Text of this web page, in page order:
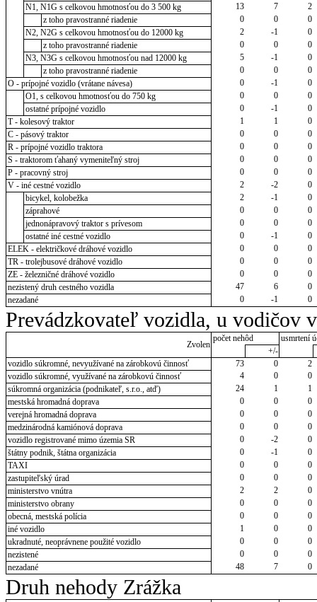
N1, N1G s celkovou hmotnosťou do 3 500 kg
13 7
2
z toho pravostranné riadenie
0 0
0
N2, N2G s celkovou hmotnosťou do 12000 kg
2 -1
0
z toho pravostranné riadenie
0 0
0
N3, N3G s celkovou hmotnosťou nad 12000 kg
5 -1
0
z toho pravostranné riadenie
0 0
0
O - prípojné vozidlo (vrátane návesa)
0 -1
0
O1, s celkovou hmotnosťou do 750 kg
0 0
0
ostatné prípojné vozidlo
0 -1
0
T - kolesový traktor
1 1
0
C - pásový traktor
0 0
0
R - prípojné vozidlo traktora
0 0
0
S - traktorom ťahaný vymeniteľný stroj
0 0
0
P - pracovný stroj
0 0
0
V - iné cestné vozidlo
2 -2
0
bicykel, kolobežka
2 -1
0
záprahové
0 0
0
jednonápravový traktor s prívesom
0 0
0
ostatné iné cestné vozidlo
0 -1
0
ELEK - električkové dráhové vozidlo
0 0
0
TR - trolejbusové dráhové vozidlo
0 0
0
ZE - železničné dráhové vozidlo
0 0
0
nezistený druh cestného vozidla
47 6
0
nezadané
0 -1 0
Prevádzkovateľ vozidla, u vodičov
Zvolen
počet nehôd
usmrtení
+/-
vozidlo súkromné, nevyužívané na zárobkovú činnosť
73 0
2
vozidlo súkromné, využívané na zárobkovú činnosť
4 0
0
súkromná organizácia (podnikateľ, s.r.o., atď)
24 1
1
mestská hromadná doprava
0 0
0
verejná hromadná doprava
0 0
0
medzinárodná kamiónová doprava
0 0
0
vozidlo registrované mimo územia SR
0 -2
0
štátny podnik, štátna organizácia
0 -1
0
TAXI
0 0
0
zastupiteľský úrad
0 0
0
ministerstvo vnútra
2 2
0
ministerstvo obrany
0 0
0
obecná, mestská polícia
0 0
0
iné vozidlo
1 0
0
ukradnuté, neoprávnene použité vozidlo
0 0
0
nezistené
0 0
0
nezadané
48 7 0
Druh nehody Zrážka